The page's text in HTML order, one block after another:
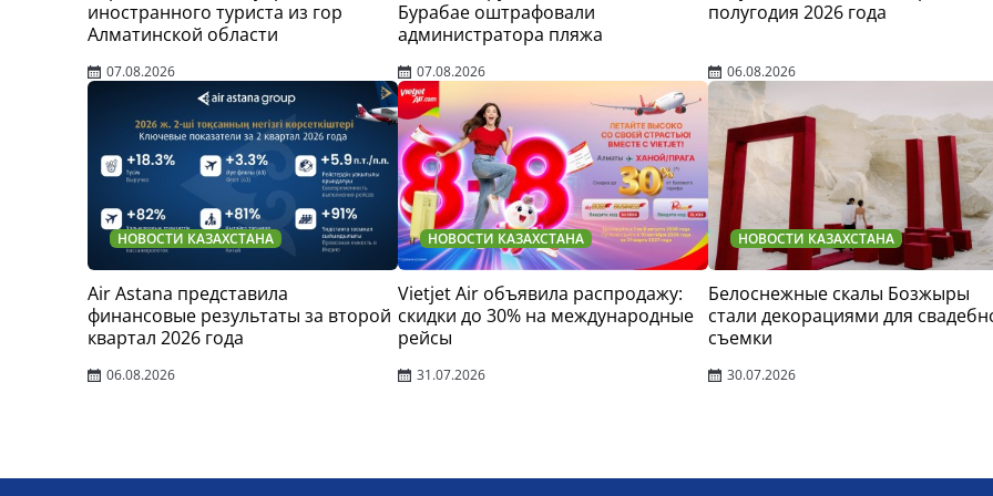
иностранного туриста из гор
Алматинской области
07.08.2026
Бурабае оштрафовали
администратора пляжа
07.08.2026
полугодия 2026 года
06.08.2026
НОВОСТИ КАЗАХСТАНА
Air Astana представила
финансовые результаты за второй
квартал 2026 года
06.08.2026
НОВОСТИ КАЗАХСТАНА
Vietjet Air объявила распродажу:
скидки до 30% на международные
рейсы
31.07.2026
НОВОСТИ КАЗАХСТАНА
Белоснежные скалы Бозжыры
стали декорациями для
съемки
30.07.2026